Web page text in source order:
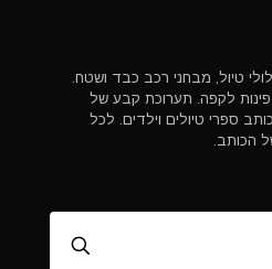
טיול, מבחני רכב כבד ושטח.
לקפה. תערוכת קבע של
ספרי טיולים וילדים. לכל
הכותב.